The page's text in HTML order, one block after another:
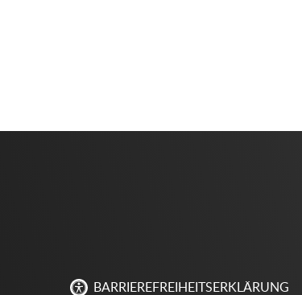
BARRIEREFREIHEITSERKLÄRUNG